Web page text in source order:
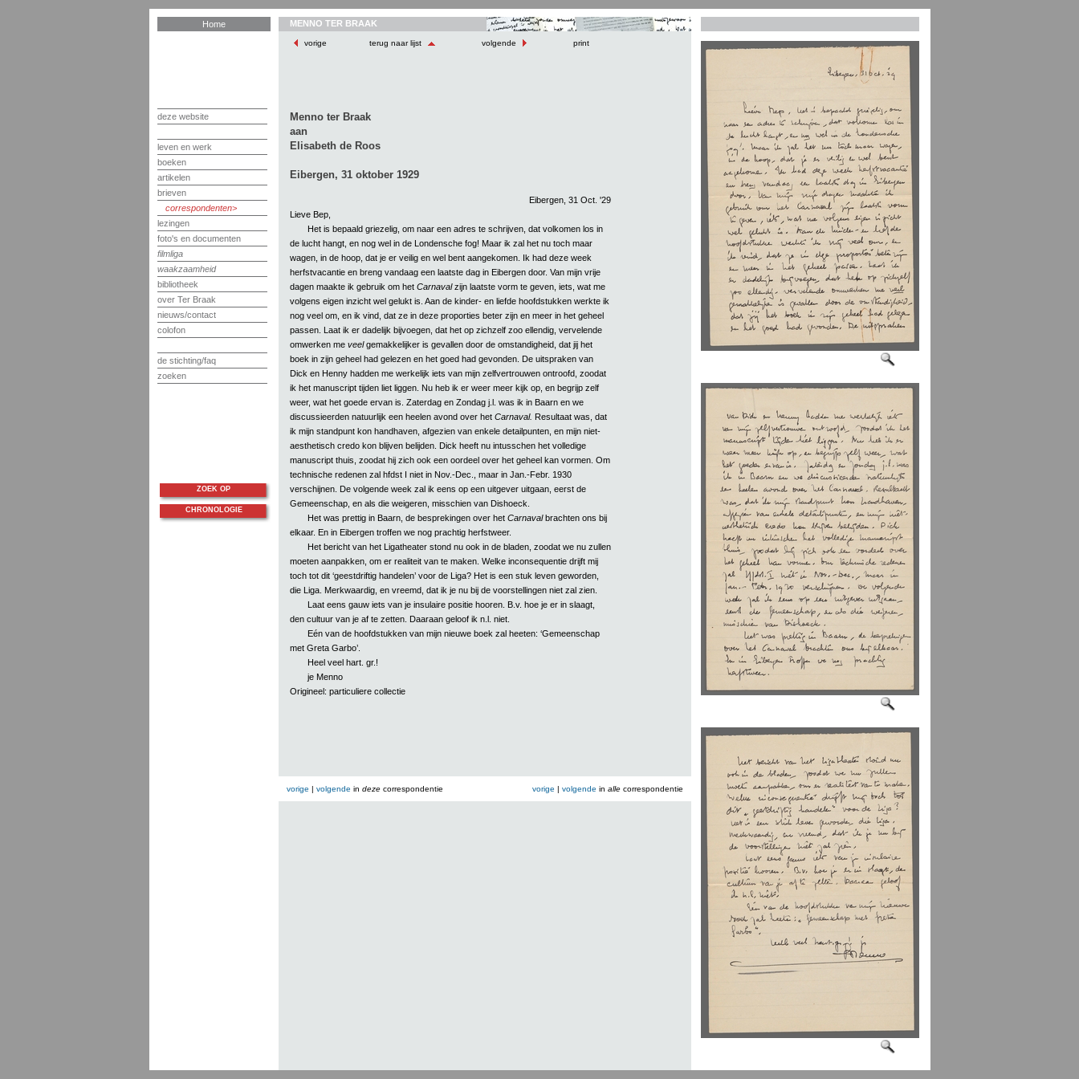
Home
deze website
leven en werk
boeken
artikelen
brieven
correspondenten
lezingen
foto's en documenten
filmliga
waakzaamheid
bibliotheek
over Ter Braak
nieuws/contact
colofon
de stichting/faq
zoeken
MENNO TER BRAAK
vorige terug naar lijst volgende print
Menno ter Braak
aan
Elisabeth de Roos
Eibergen, 31 oktober 1929
Eibergen, 31 Oct. '29
Lieve Bep,
Het is bepaald griezelig, om naar een adres te schrijven, dat volkomen los in
de lucht hangt, en nog wel in de Londensche fog! Maar ik zal het nu toch maar
wagen, in de hoop, dat je er veilig en wel bent aangekomen. Ik had deze week
herfstvacantie en breng vandaag een laatste dag in Eibergen door. Van mijn vrije
dagen maakte ik gebruik om het Carnavalzijn laatste vorm te geven, iets, wat me
volgens eigen inzicht wel gelukt is. Aan de kinder- en liefde hoofdstukken werkte ik
nog veel om, en ik vind, dat ze in deze proporties beter zijn en meer in het geheel
passen. Laat ik er dadelijk bijvoegen, dat het op zichzelf zoo ellendig, vervelende
omwerken me veelgemakkelijker is gevallen door de omstandigheid, dat jij het
boek in zijn geheel had gelezen en het goed had gevonden. De uitspraken van
Dick en Henny hadden me werkelijk iets van mijn zelfvertrouwen ontroofd, zoodat
ik het manuscript tijden liet liggen. Nu heb ik er weer meer kijk op, en begrijp zelf
weer, wat het goede ervan is. Zaterdag en Zondag j.l. was ik in Baarn en we
discussieerden natuurlijk een heelen avond over het Carnaval. Resultaat was, dat
ik mijn standpunt kon handhaven, afgezien van enkele detailpunten, en mijn niet-
aesthetisch credo kon blijven belijden. Dick heeft nu intusschen het volledige
manuscript thuis, zoodat hij zich ook een oordeel over het geheel kan vormen. Om
technische redenen zal hfdst I niet in Nov.-Dec., maar in Jan.-Febr. 1930
verschijnen. De volgende week zal ik eens op een uitgever uitgaan, eerst de
Gemeenschap, en als die weigeren, misschien van Dishoeck.
Het was prettig in Baarn, de besprekingen over het Carnavalbrachten ons bij
elkaar. En in Eibergen troffen we nog prachtig herfstweer.
Het bericht van het Ligatheater stond nu ook in de bladen, zoodat we nu zullen
moeten aanpakken, om er realiteit van te maken. Welke inconsequentie drijft mij
toch tot dit ‘geestdriftig handelen’ voor de Liga? Het is een stuk leven geworden,
die Liga. Merkwaardig, en vreemd, dat ik je nu bij de voorstellingen niet zal zien.
Laat eens gauw iets van je insulaire positie hooren. B.v. hoe je er in slaagt,
den cultuur van je af te zetten. Daaraan geloof ik n.l. niet.
Eén van de hoofdstukken van mijn nieuwe boek zal heeten: ‘Gemeenschap
met Greta Garbo’.
Heel veel hart. gr.!
je Menno
Origineel: particuliere collectie
vorige | volgende in dezecorrespondentie vorige | volgende in allecorrespondentie
ZOEK OP
CHRONOLOGIE